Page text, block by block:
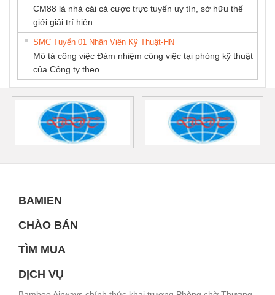
CM88 là nhà cái cá cược trực tuyến uy tín, sở hữu thế
giới giải trí hiện...
SMC Tuyển 01 Nhân Viên Kỹ Thuật-HN
Mô tả công việc Đảm nhiệm công việc tại phòng kỹ thuật
của Công ty theo...
BAMIEN
CHÀO BÁN
TÌM MUA
DỊCH VỤ